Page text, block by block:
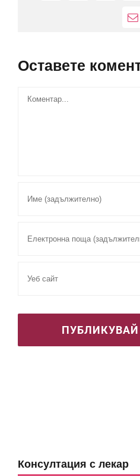
Оставете
Консултация с лекар